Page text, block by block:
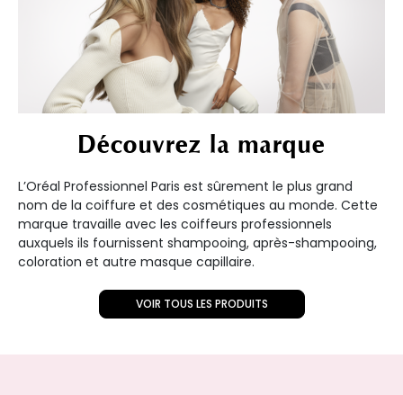
Découvrez la marque
L’Oréal Professionnel Paris est sûrement le plus grand
nom de la coiffure et des cosmétiques au monde. Cette
marque travaille avec les coiffeurs professionnels
auxquels ils fournissent shampooing, après-shampooing,
coloration et autre masque capillaire.
VOIR TOUS LES PRODUITS